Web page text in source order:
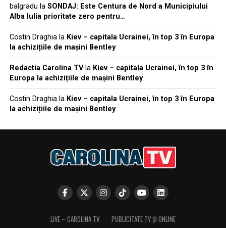
balgradu la SONDAJ: Este Centura de Nord a Municipiului
Alba Iulia prioritate zero pentru…
Costin Draghiala Kiev – capitala Ucrainei, în top 3 în Europa
la achizițiile de mașini Bentley
Redactia Carolina TVla Kiev – capitala Ucrainei, în top 3 în
Europa la achizițiile de mașini Bentley
Costin Draghiala Kiev – capitala Ucrainei, în top 3 în Europa
la achizițiile de mașini Bentley
LIVE – CAROLINA TV
PUBLICITATE TV ȘI ONLINE